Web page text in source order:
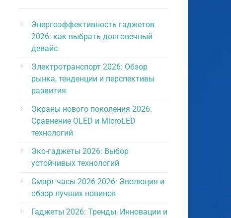
Энергоэффективность гаджетов
2026: как выбрать долговечный
девайс
Электротранспорт 2026: Обзор
рынка, тенденции и перспективы
развития
Экраны нового поколения 2026:
Сравнение OLED и MicroLED
технологий
Эко-гаджеты 2026: Выбор
устойчивых технологий
Смарт-часы 2026-2026: Эволюция и
обзор лучших новинок
Гаджеты 2026: Тренды, Инновации и